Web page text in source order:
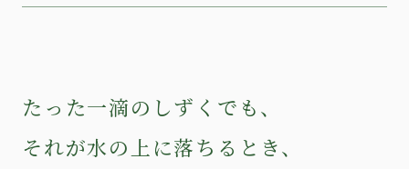
たった一滴のしずくでも、
それが水の上に落ちるとき、